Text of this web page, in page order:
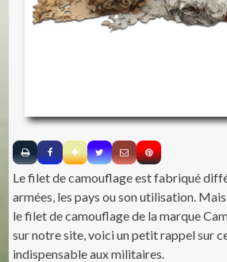
Le filet de camouflage est fabriqué
armées, les pays ou son utilisation.
le filet de camouflage de la marque
sur notre site, voici un petit rappel sur
indispensable aux militaires.